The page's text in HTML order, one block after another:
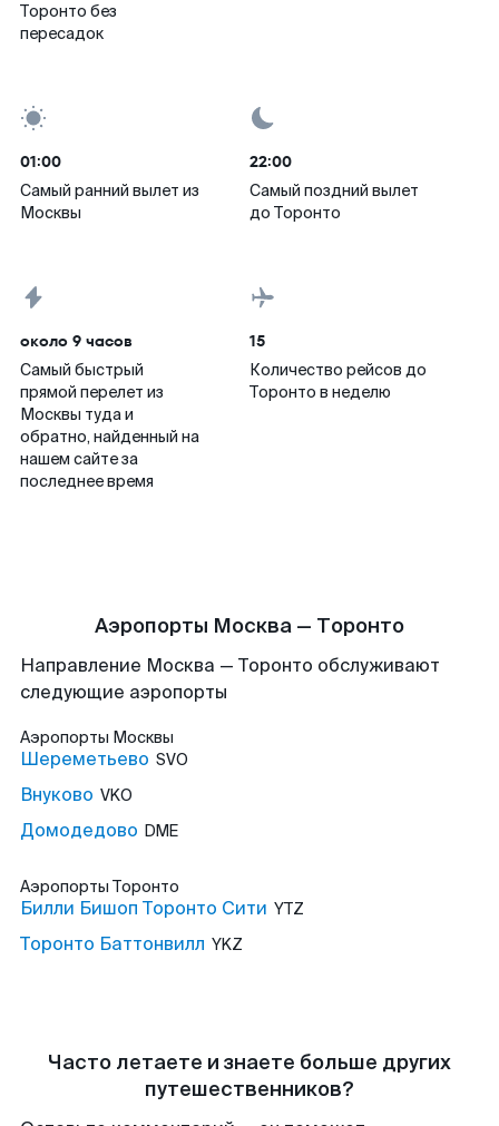
Торонто без
пересадок
01:00
Самый ранний вылет из
Москвы
22:00
Самый поздний вылет
до Торонто
около 9 часов
Самый быстрый
прямой перелет из
Москвы туда и
обратно, найденный на
нашем сайте за
последнее время
15
Количество рейсов до
Торонто в неделю
Аэропорты Москва — Торонто
Направление Москва — Торонто обслуживают
следующие аэропорты
Аэропорты Москвы
Шереметьево SVO
Внуково VKO
Домодедово DME
Аэропорты Торонто
Билли Бишоп Торонто Сити YTZ
Торонто Баттонвилл YKZ
Часто летаете и знаете больше других
путешественников?